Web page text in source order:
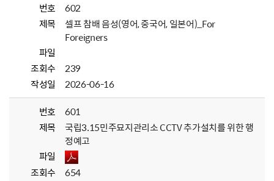
번호
602
제목
셀프 참배 음성(영어, 중국어, 일본어)_For
Foreigners
파일
조회수
239
작성일
2026-06-16
번호
601
제목
국립3.15민주묘지관리소 CCTV 추가설치를 위한 행
정예고
파일
조회수
654